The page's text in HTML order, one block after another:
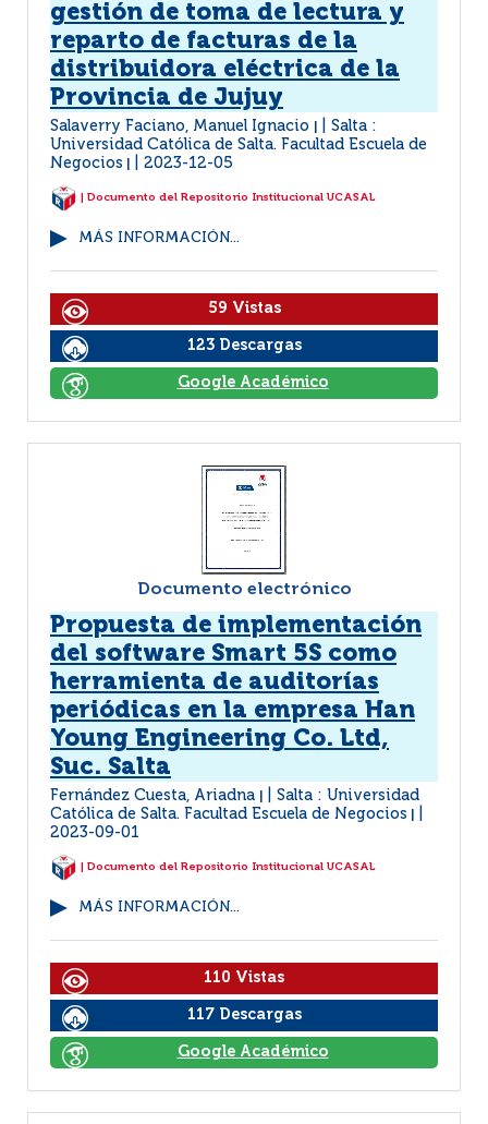
gestión de toma de lectura y
reparto de facturas de la
distribuidora eléctrica de la
Provincia de Jujuy
Salaverry Faciano, Manuel Ignacio
Salta :
Universidad Católica de Salta. Facultad Escuela de
Negocios
2023-12-05
| Documento del Repositorio Institucional UCASAL
MÁS INFORMACIÓN...
59 Vistas
123 Descargas
Google Académico
Documento electrónico
Propuesta de implementación
del software Smart 5S como
herramienta de auditorías
periódicas en la empresa Han
Young Engineering Co. Ltd,
Suc. Salta
Fernández Cuesta, Ariadna
Salta : Universidad
Católica de Salta. Facultad Escuela de Negocios
2023-09-01
| Documento del Repositorio Institucional UCASAL
MÁS INFORMACIÓN...
110 Vistas
117 Descargas
Google Académico